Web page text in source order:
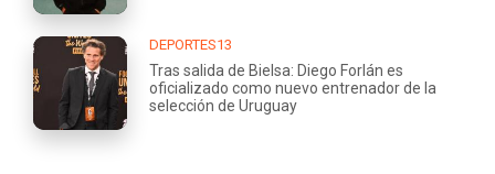
DEPORTES13
Tras salida de Bielsa: Diego Forlán es
oficializado como nuevo entrenador de la
selección de Uruguay